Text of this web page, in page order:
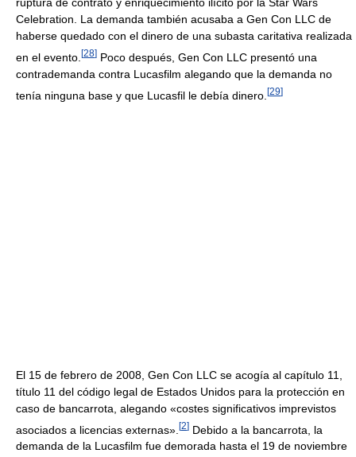
ruptura de contrato y enriquecimiento ilícito por la Star Wars
Celebration. La demanda también acusaba a Gen Con LLC de
haberse quedado con el dinero de una subasta caritativa realizada
en el evento. [28] Poco después, Gen Con LLC presentó una
contrademanda contra Lucasfilm alegando que la demanda no
tenía ninguna base y que Lucasfil le debía dinero. [29]
El 15 de febrero de 2008, Gen Con LLC se acogía al capítulo 11,
título 11 del código legal de Estados Unidos para la protección en
caso de bancarrota, alegando «costes significativos imprevistos
asociados a licencias externas». [2] Debido a la bancarrota, la
demanda de la Lucasfilm fue demorada hasta el 19 de noviembre